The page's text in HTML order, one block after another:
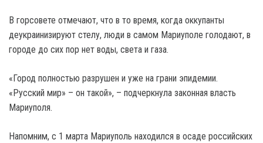
В горсовете отмечают, что в то время, когда оккупанты
деукраинизируют стелу, люди в самом Мариуполе голодают, в
городе до сих пор нет воды, света и газа.
«Город полностью разрушен и уже на грани эпидемии.
«Русский мир» – он такой», – подчеркнула законная власть
Мариуполя.
Напомним, с 1 марта Мариуполь находился в осаде российских